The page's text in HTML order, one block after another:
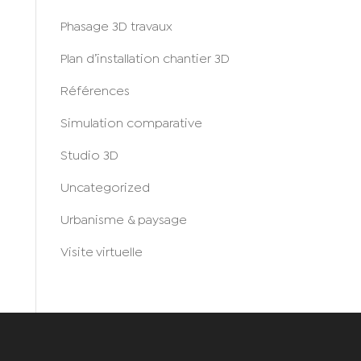
Phasage 3D travaux
Plan d’installation chantier 3D
Références
Simulation comparative
Studio 3D
Uncategorized
Urbanisme & paysage
Visite virtuelle